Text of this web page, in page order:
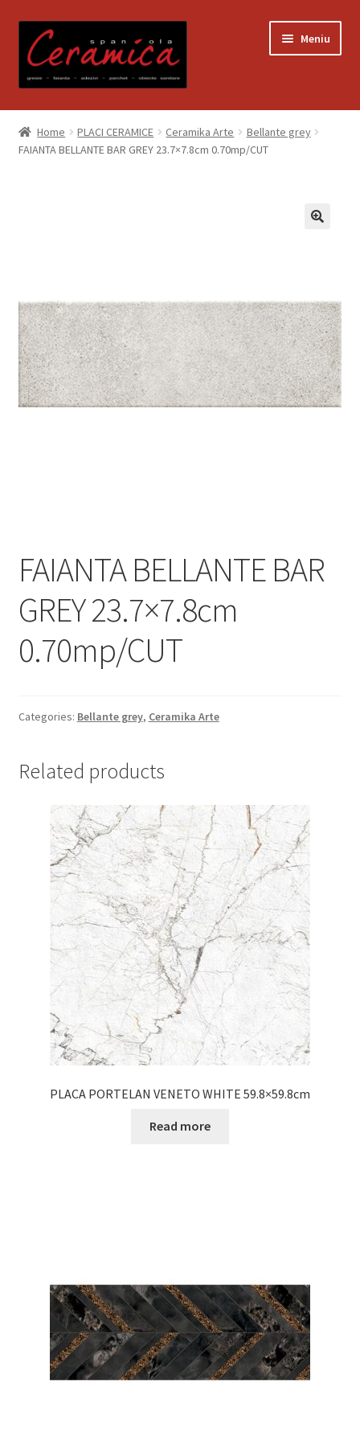
la
navigare
la
conținut
Meniu
Prima pagină
Blog
Despre noi
Informatii
Plata si Livrare
Magazin
Plată
Home PLACI CERAMICE Ceramika Arte
Bellante grey
FAIANTA BELLANTE BAR GREY 23.7×7.8cm 0.70mp/CUT
FAIANTA BELLANTE BAR
GREY 23.7×7.8cm
0.70mp/CUT
Categories: Bellante grey, Ceramika Arte
Related products
PLACA PORTELAN VENETO WHITE 59.8×59.8cm
Read more